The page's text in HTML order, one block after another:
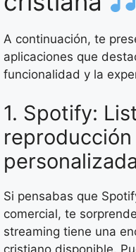
A continuación, te
aplicaciones que
funcionalidad y la
1. Spotify:
Si pensabas que
comercial, te
streaming tiene una